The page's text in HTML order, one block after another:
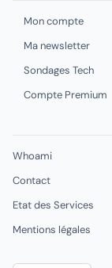
Mon compte
Ma newsletter
Sondages Tech
Compte Premium
Whoami
Contact
Etat des Services
Mentions légales